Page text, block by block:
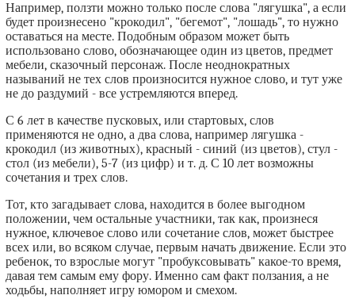
Например, ползти можно только после слова "лягушка", а если
будет произнесено "крокодил", "бегемот", "лошадь", то нужно
оставаться на месте. Подобным образом может быть
использовано слово, обозначающее один из цветов, предмет
мебели, сказочный персонаж. После неоднократных
называний не тех слов произносится нужное слово, и тут уже
не до раздумий - все устремляются вперед.
С 6 лет в качестве пусковых, или стартовых, слов
применяются не одно, а два слова, например лягушка -
крокодил (из животных), красный - синий (из цветов), стул -
стол (из мебели), 5-7 (из цифр) и т. д. С 10 лет возможны
сочетания и трех слов.
Тот, кто загадывает слова, находится в более выгодном
положении, чем остальные участники, так как, произнеся
нужное, ключевое слово или сочетание слов, может быстрее
всех или, во всяком случае, первым начать движение. Если это
ребенок, то взрослые могут "пробуксовывать" какое-то время,
давая тем самым ему фору. Именно сам факт ползания, а не
ходьбы, наполняет игру юмором и смехом.